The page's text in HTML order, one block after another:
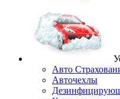
Авто
Авточехлы